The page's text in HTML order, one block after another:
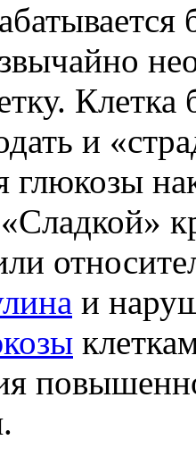
Клетка
и
глюкозы
и